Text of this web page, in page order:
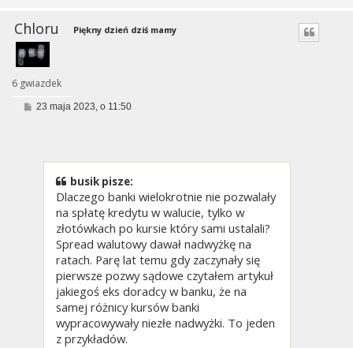
Chloru
6 gwiazdek
Piękny dzień dziś mamy
P23 maja 2023, o 11:50
busik pisze:
Dlaczego banki wielokrotnie nie pozwalały
na spłatę kredytu w walucie, tylko w
złotówkach po kursie który sami ustalali?
Spread walutowy dawał nadwyżkę na
ratach. Parę lat temu gdy zaczynały się
pierwsze pozwy sądowe czytałem artykuł
jakiegoś eks doradcy w banku, że na
samej różnicy kursów banki
wypracowywały niezłe nadwyżki. To jeden
z przykładów.